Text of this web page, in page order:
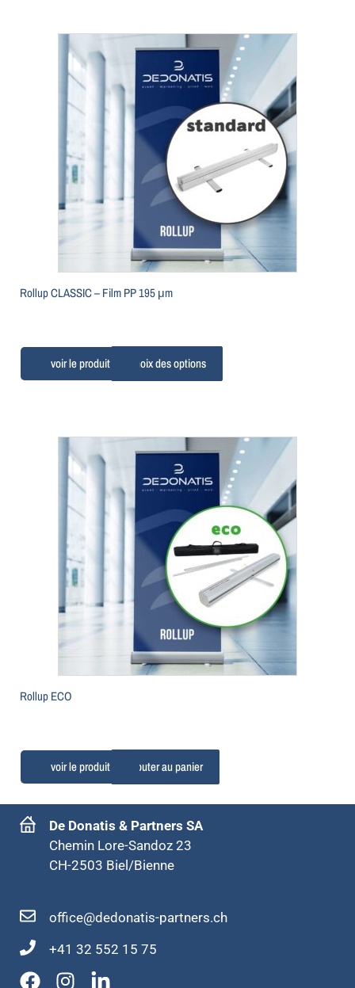
Rollup CLASSIC –Film PP 195 μm
Choix des options
Rollup ECO
Ajouter au panier
De Donatis & Partners SA
Chemin Lore-Sandoz 23
CH-2503 Biel/Bienne
office@dedonatis-partners.ch
+41 32 552 15 75